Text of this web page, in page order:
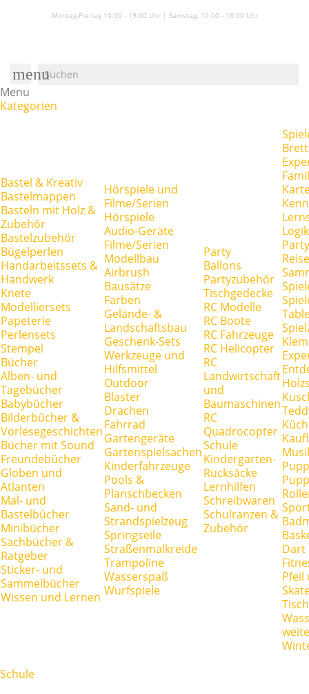
Montag-Freitag 10:00 - 19:00 Uhr | Samstag: 10:00 - 18:00 Uhr
menu
Menu
Kategorien
Bastel & Kreativ
Bastelmappen
Basteln mit Holz &
Zubehör
Bastelzubehör
Bügelperlen
Handarbeitssets &
Handwerk
Knete
Modelliersets
Papeterie
Perlensets
Stempel
Bücher
Alben- und
Tagebücher
Babybücher
Bilderbücher &
Vorlesegeschichten
Bücher mit Sound
Freundebücher
Globen und
Atlanten
Mal- und
Bastelbücher
Minibücher
Sachbücher &
Ratgeber
Sticker- und
Sammelbücher
Wissen und Lernen
Hörspiele und
Filme/Serien
Hörspiele
Audio-Geräte
Filme/Serien
Modellbau
Airbrush
Bausätze
Farben
Gelände- &
Landschaftsbau
Geschenk-Sets
Werkzeuge und
Hilfsmittel
Outdoor
Blaster
Drachen
Fahrrad
Gartengeräte
Gartenspielsachen
Kinderfahrzeuge
Pools &
Planschbecken
Sand- und
Strandspielzeug
Springseile
Straßenmalkreide
Trampoline
Wasserspaß
Wurfspiele
Party
Ballons
Partyzubehör
Tischgedecke
RC Modelle
RC Boote
RC Fahrzeuge
RC Helicopter
RC
Landwirtschaft
und
Baumaschinen
RC
Quadrocopter
Schule
Kindergarten-
Rucksäcke
Lernhilfen
Schreibwaren
Schulranzen &
Zubehör
Dart
Pfeil
Schule